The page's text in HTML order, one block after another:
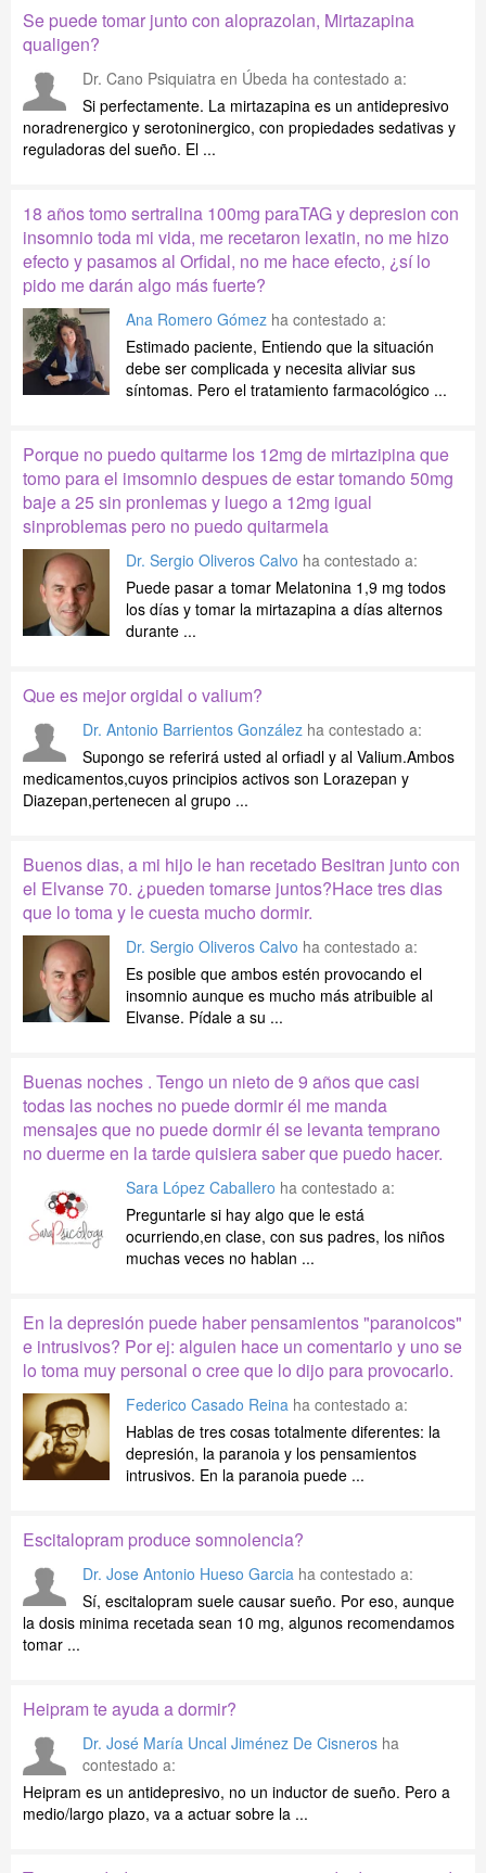
Se puede tomar junto con aloprazolan, Mirtazapina
qualigen?
Dr. Cano Psiquiatra en Úbeda ha contestado a:
Si perfectamente. La mirtazapina es un antidepresivo
noradrenergico y serotoninergico, con propiedades sedativas y
reguladoras del sueño. El ...
18 años tomo sertralina 100mg paraTAG y depresion con
insomnio toda mi vida, me recetaron lexatin, no me hizo
efecto y pasamos al Orfidal, no me hace efecto, ¿sí lo
pido me darán algo más fuerte?
Ana Romero Gómez ha contestado a:
Estimado paciente, Entiendo que la situación
debe ser complicada y necesita aliviar sus
síntomas. Pero el tratamiento farmacológico ...
Porque no puedo quitarme los 12mg de mirtazipina que
tomo para el imsomnio despues de estar tomando 50mg
baje a 25 sin pronlemas y luego a 12mg igual
sinproblemas pero no puedo quitarmela
Dr. Sergio Oliveros Calvo ha contestado a:
Puede pasar a tomar Melatonina 1,9 mg todos
los días y tomar la mirtazapina a días alternos
durante ...
Que es mejor orgidal o valium?
Dr. Antonio Barrientos González ha contestado a:
Supongo se referirá usted al orfiadl y al Valium.Ambos
medicamentos,cuyos principios activos son Lorazepan y
Diazepan,pertenecen al grupo ...
Buenos dias, a mi hijo le han recetado Besitran junto con
el Elvanse 70. ¿pueden tomarse juntos?Hace tres dias
que lo toma y le cuesta mucho dormir.
Dr. Sergio Oliveros Calvo ha contestado a:
Es posible que ambos estén provocando el
insomnio aunque es mucho más atribuible al
Elvanse. Pídale a su ...
Buenas noches . Tengo un nieto de 9 años que casi
todas las noches no puede dormir él me manda
mensajes que no puede dormir él se levanta temprano
no duerme en la tarde quisiera saber que puedo hacer.
Sara López Caballero ha contestado a:
Preguntarle si hay algo que le está
ocurriendo,en clase, con sus padres, los niños
muchas veces no hablan ...
En la depresión puede haber pensamientos "paranoicos"
e intrusivos? Por ej: alguien hace un comentario y uno se
lo toma muy personal o cree que lo dijo para provocarlo.
Federico Casado Reina ha contestado a:
Hablas de tres cosas totalmente diferentes: la
depresión, la paranoia y los pensamientos
intrusivos. En la paranoia puede ...
Escitalopram produce somnolencia?
Dr. Jose Antonio Hueso Garcia ha contestado a:
Sí, escitalopram suele causar sueño. Por eso, aunque
la dosis minima recetada sean 10 mg, algunos recomendamos
tomar ...
Heipram te ayuda a dormir?
Dr. José María Uncal Jiménez De Cisneros ha
contestado a:
Heipram es un antidepresivo, no un inductor de sueño. Pero a
medio/largo plazo, va a actuar sobre la ...